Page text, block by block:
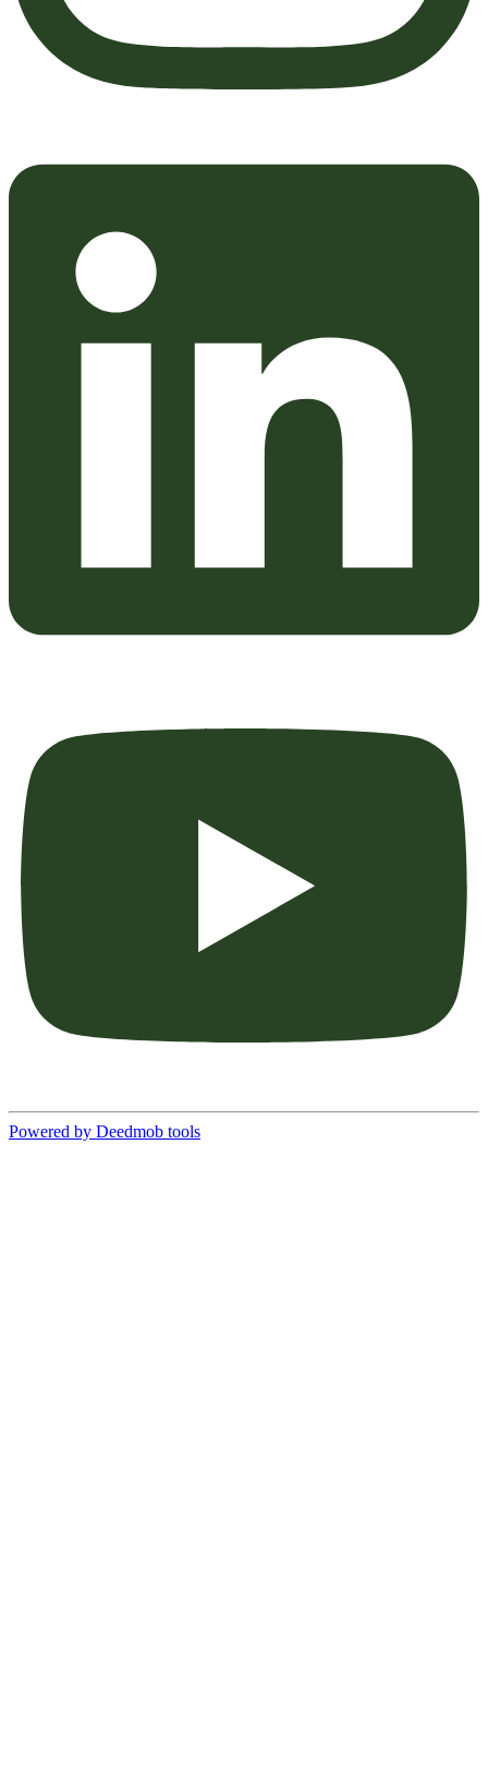
Powered by Deedmob tools